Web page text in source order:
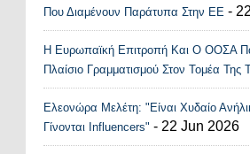
Που Διαμένουν Παράτυπα Στην ΕΕ -
Η Ευρωπαϊκή Επιτροπή Και Ο ΟΟΣΑ
Πλαίσιο Γραμματισμού Στον Τομέα Της
Ελεονώρα Μελέτη: "Είναι Χυδαίο
Γίνονται Influencers" - 22 Jun 2026